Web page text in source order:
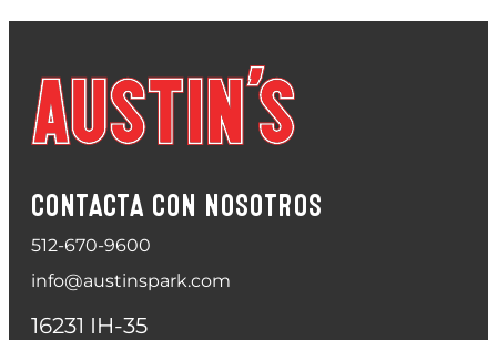
CONTACTA CON NOSOTROS
512-670-9600
info@austinspark.com
16231 IH-35